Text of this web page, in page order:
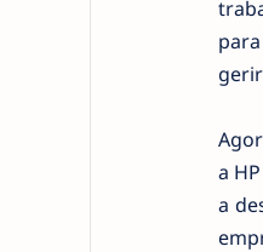
a
a